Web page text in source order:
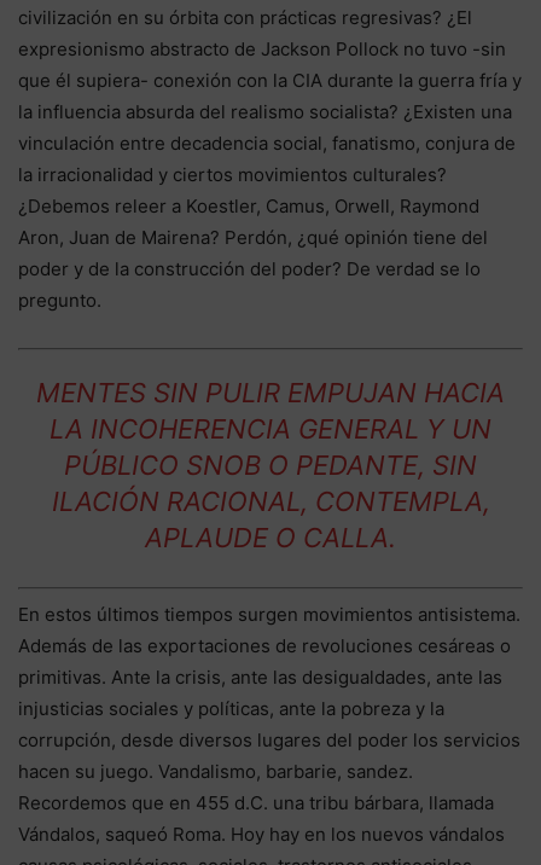
civilización en su órbita con prácticas regresivas? ¿El
expresionismo abstracto de Jackson Pollock no tuvo -sin
que él supiera- conexión con la CIA durante la guerra fría y
la influencia absurda del realismo socialista? ¿Existen una
vinculación entre decadencia social, fanatismo, conjura de
la irracionalidad y ciertos movimientos culturales?
¿Debemos releer a Koestler, Camus, Orwell, Raymond
Aron, Juan de Mairena? Perdón, ¿qué opinión tiene del
poder y de la construcción del poder? De verdad se lo
pregunto.
MENTES SIN PULIR EMPUJAN HACIA
LA INCOHERENCIA GENERAL Y UN
PÚBLICO SNOB O PEDANTE, SIN
ILACIÓN RACIONAL, CONTEMPLA,
APLAUDE O CALLA.
En estos últimos tiempos surgen movimientos antisistema.
Además de las exportaciones de revoluciones cesáreas o
primitivas. Ante la crisis, ante las desigualdades, ante las
injusticias sociales y políticas, ante la pobreza y la
corrupción, desde diversos lugares del poder los servicios
hacen su juego. Vandalismo, barbarie, sandez.
Recordemos que en 455 d.C. una tribu bárbara, llamada
Vándalos, saqueó Roma. Hoy hay en los nuevos vándalos